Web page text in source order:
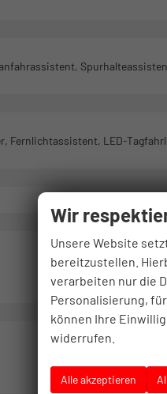
Fernlichtassistent, LED-
Wir
Unsere Website
bereitzustellen.
verarbeiten nur die
Personalisierung,
können Ihre
widerrufen.
Alle akzeptieren